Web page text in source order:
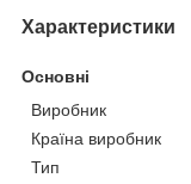
Характеристики
Основні
Виробник
Країна виробник
Тип